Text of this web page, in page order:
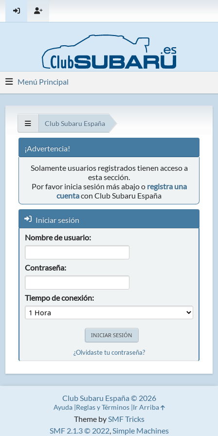
Menú Principal
Club Subaru España
¡Advertencia!
Solamente usuarios registrados tienen acceso a
esta sección.
Por favor inicia sesión más abajo o registra una
cuentacon Club Subaru España
Iniciar sesión
Nombre de usuario:
Contraseña:
Tiempo de conexión:
¿Olvidaste tu contraseña?
Theme bySMF Tricks
SMF 2.1.3 © 2022,Simple Machines
Club Subaru España © 2026
Ayuda Reglas y Términos Ir Arriba